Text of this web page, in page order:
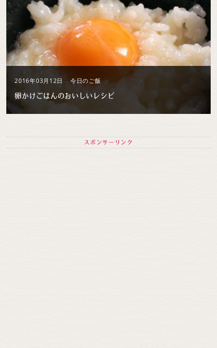
2016年03月12日 今日のご飯
卵かけごはんのおいしいレシピ
スポンサーリンク